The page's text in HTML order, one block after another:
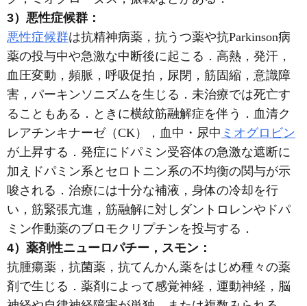
3）悪性症候群：
悪性症候群は抗精神病薬，抗うつ薬や抗Parkinson病
薬の投与中や急激な中断後に起こる．高熱，発汗，
血圧変動，頻脈，呼吸促拍，尿閉，筋固縮，意識障
害，パーキンソニズムを生じる．未治療では死亡す
ることもある．ときに横紋筋融解症を伴う．血清ク
レアチンキナーゼ（CK），血中・尿中 ミオグロビン
が上昇する．発症にドパミン受容体の急激な遮断に
加えドパミン系とセロトニン系の不均衡の関与が示
唆される．治療には十分な補液，身体の冷却を行
い，筋緊張亢進，筋融解に対しダントロレンやドパ
ミン作動薬のブロモクリプチンを投与する．
4）薬剤性ニューロパチー，スモン：
抗腫瘍薬，抗菌薬，抗てんかん薬をはじめ種々の薬
剤で生じる．薬剤によって感覚神経，運動神経，脳